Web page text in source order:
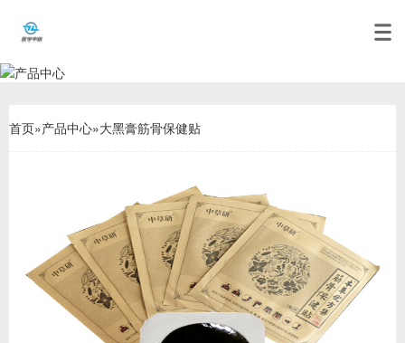
首页»产品中心»大黑膏筋骨保健贴